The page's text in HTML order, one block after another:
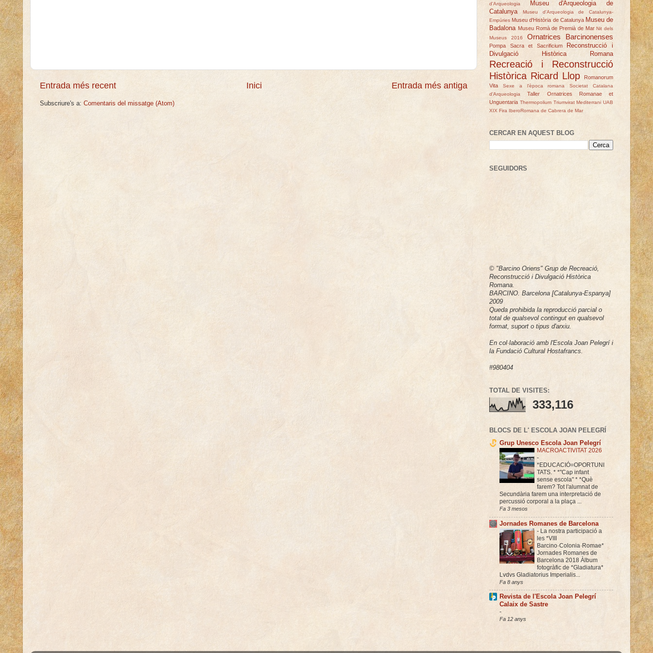
Entrada més recent Entrada més antiga
Inici
Subscriure's a: Comentaris del missatge (Atom)
d'Arqueologia
Museu d'Arqueologia de
Catalunya
Museu d'Arqueologia de Catalunya-
Empúries Museu d'Història de Catalunya Museu de
Badalona Museu Romà de Premià de Mar Nit dels
Museus 2016
Ornatrices Barcinonenses
Pompa Sacra et Sacrificium
Reconstrucció i
Divulgació Històrica Romana
Recreació i Reconstrucció
Històrica Ricard Llop
Romanorum
Vita
Sexe a l'època romana
Societat Catalana
d'Arqueologia
Taller Ornatrices Romanae et
Unguentaria Thermopolium Triumvirat Mediterrani UAB
XIX Fira IberoRomana de Cabrera de Mar
CERCAR EN AQUEST BLOG
SEGUIDORS
© "Barcino Oriens" Grup de Recreació,
Reconstrucció i Divulgació Històrica
Romana.
BARCINO. Barcelona [Catalunya-Espanya]
2009
Queda prohibida la reproducció parcial o
total de qualsevol contingut en qualsevol
format, suport o tipus d'arxiu.
En col·laboració amb l'Escola Joan Pelegrí i
la Fundació Cultural Hostafrancs.
#980404
TOTAL DE VISITES:
333,116
BLOCS DE L' ESCOLA JOAN PELEGRÍ
Grup Unesco Escola Joan Pelegrí
MACROACTIVITAT 2026
-
*EDUCACIÓ=OPORTUNI
TATS. * *"Cap infant
sense escola" * *Què
farem? Tot l'alumnat de
Secundària farem una interpretació de
percussió corporal a la plaça ...
Fa 3 mesos
Jornades Romanes de Barcelona
- La nostra participació a
les *VIII
Barcino·Colonia·Romae*
Jornades Romanes de
Barcelona 2018 Àlbum
fotogràfic de *Gladiatura*
Lvdvs Gladiatorius Imperialis...
Fa 8 anys
Revista de l'Escola Joan Pelegrí
Calaix de Sastre
-
Fa 12 anys